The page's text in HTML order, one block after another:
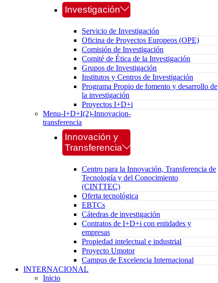
Investigación
Servicio de Investigación
Oficina de Proyectos Europeos (OPE)
Comisión de Investigación
Comité de Ética de la Investigación
Grupos de Investigación
Institutos y Centros de Investigación
Programa Propio de fomento y desarrollo de
la investigación
Proyectos I+D+i
Menu-I+D+I(2)-Innovacion-
transferencia
Innovación y
Transferencia
Centro para la Innovación, Transferencia de
Tecnología y del Conocimiento
(CINTTEC)
Oferta tecnológica
EBTCs
Cátedras de investigación
Contratos de I+D+i con entidades y
empresas
Propiedad intelectual e industrial
Proyecto Umotor
Campus de Excelencia Internacional
INTERNACIONAL
Inicio